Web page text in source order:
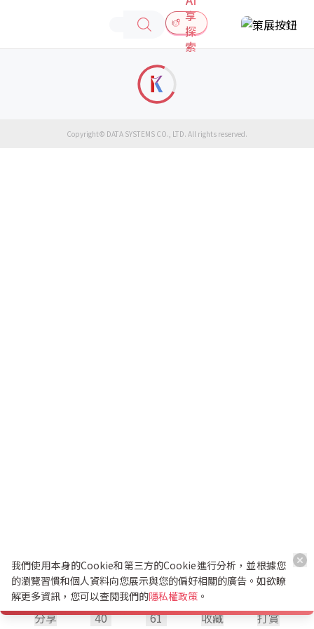
享
探
索
分享 40 61 收藏 打賞
Copyright© DATA SYSTEMS CO., LTD. All rights reserved.
我們使用本身的Cookie和第三方的Cookie進行分析，並根據您
的瀏覽習慣和個人資料向您展示與您的偏好相關的廣告。如欲瞭
解更多資訊，您可以查閱我們的隱私權政策 。